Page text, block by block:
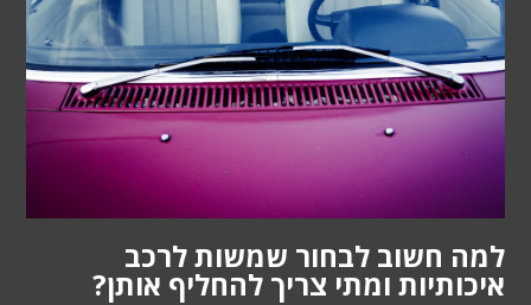
למה חשוב לבחור שמשות לרכב
איכותיות ומתי צריך להחליף אותן?